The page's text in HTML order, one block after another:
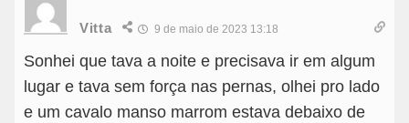
Vitta 9 de maio de 2023 13:18
Sonhei que tava a noite e precisava ir em algum
lugar e tava sem força nas pernas, olhei pro lado
e um cavalo manso marrom estava debaixo de